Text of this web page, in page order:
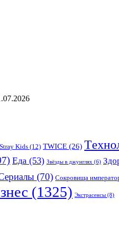
Stray Kids (12) TWICE (26)
Еда (53) Звёзды в джунглях (6)
(70) Сокровища
(1325) Экстрасенсы (8)